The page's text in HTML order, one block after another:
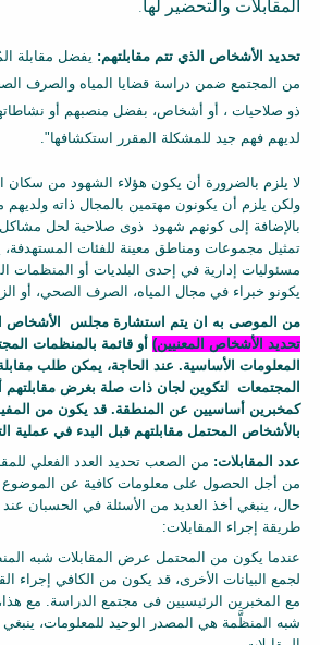
s
e
e
t
B
o
c
k
B
o
d
y
المقابلات والتحضير لها.
تحديد الأشخاص الذي تتم مقابلتهم: يفضل مقابلة
من المجتمع ضمن دراسة قضايا المياه والصرف
ذو صلاحيات ، أو أشخاص، بفضل منصبهم أو
لديهم فهم جيد للمشكلة المقرر استكشافها".
لا يلزم بالضرورة أن يكون هؤلاء الشهود من سكان
ولكن يلزم أن يكونون مهتمين بالمجال ذاته ولديهم
بالإضافة إلى كونهم شهود ذوى صلاحية لحل مشاكل
تمثيل مجموعات ومناطق معينة للفئات
مسئوليات إدارية في إحدى البلديات أو المنظمات
يكونو خبراء في مجال المياه، الصرف الصحي، أو
من الموصى به ان يتم استشارة مجلس الأشخاص
تحديد الأشخاص المعنيين) أو قائمة بالمنظمات
المعلومات الأساسية. عند الحاجة، يمكن طلب
المجتمعات لتكوين لجان ذات صلة بغرض مقابلتهم
كمخبرين أساسيين عن المنطقة. قد يكون من
بالأشخاص المحتمل مقابلتهم قبل البدء في عملية
عدد المقابلات: من الصعب تحديد العدد الفعلي
من أجل الحصول على معلومات كافية عن
حال، ينبغي أخذ العديد من الأسئلة في الحسبان
طريقة إجراء المقابلات:
عندما يكون من المحتمل عرض المقابلات شبه
لجمع البيانات الأخرى، قد يكون من الكافي إجراء
مع المخبرين الرئيسيين فى مجتمع الدراسة. مع
شبه المنظَّمة هي المصدر الوحيد للمعلومات، ينبغي